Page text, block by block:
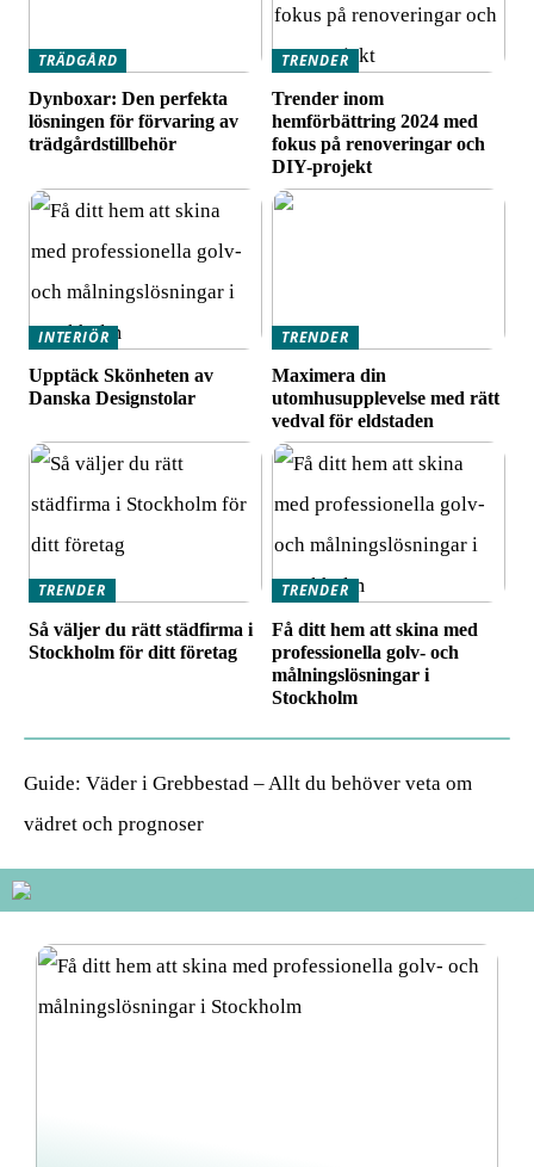
TRÄDGÅRD
Dynboxar: Den perfekta
lösningen för förvaring av
trädgårdstillbehör
TRENDER
Trender inom
hemförbättring 2024 med
fokus på renoveringar och
DIY-projekt
INTERIÖR
Upptäck Skönheten av
Danska Designstolar
TRENDER
Maximera din
utomhusupplevelse med rätt
vedval för eldstaden
TRENDER
Så väljer du rätt städfirma i
Stockholm för ditt företag
TRENDER
Få ditt hem att skina med
professionella golv- och
målningslösningar i
Stockholm
Guide: Väder i Grebbestad – Allt du behöver veta om
vädret och prognoser